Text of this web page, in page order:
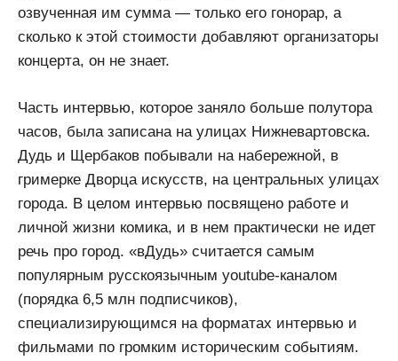
озвученная им сумма — только его гонорар, а
сколько к этой стоимости добавляют организаторы
концерта, он не знает.
Часть интервью, которое заняло больше полутора
часов, была записана на улицах Нижневартовска.
Дудь и Щербаков побывали на набережной, в
гримерке Дворца искусств, на центральных улицах
города. В целом интервью посвящено работе и
личной жизни комика, и в нем практически не идет
речь про город. «вДудь» считается самым
популярным русскоязычным youtube-каналом
(порядка 6,5 млн подписчиков),
специализирующимся на форматах интервью и
фильмами по громким историческим событиям.